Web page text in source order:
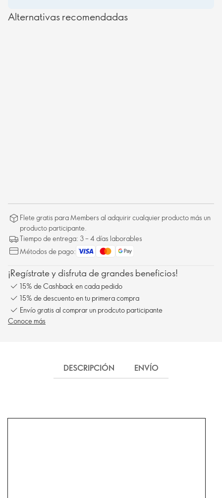
Alternativas recomendadas
Flete gratis para Members al adquirir cualquier producto más un
producto participante.
Tiempo de entrega: 3 – 4 días laborables
Métodos de pago:
¡Regístrate y disfruta de grandes beneficios!
15% de Cashback en cada pedido
15% de descuento en tu primera compra
Envío gratis al comprar un prodcuto participante
Conoce más
DESCRIPCIÓN ENVÍO